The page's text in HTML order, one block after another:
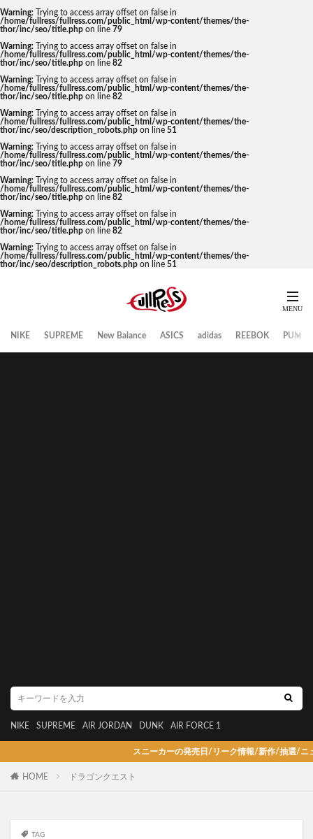
Warning: Trying to access array offset on false in
/home/fullress/fullress.com/public_html/wp-content/themes/the-
thor/inc/seo/title.php on line 79
Warning: Trying to access array offset on false in
/home/fullress/fullress.com/public_html/wp-content/themes/the-
thor/inc/seo/title.php on line 82
Warning: Trying to access array offset on false in
/home/fullress/fullress.com/public_html/wp-content/themes/the-
thor/inc/seo/title.php on line 82
Warning: Trying to access array offset on false in
/home/fullress/fullress.com/public_html/wp-content/themes/the-
thor/inc/seo/description_robots.php on line 51
Warning: Trying to access array offset on false in
/home/fullress/fullress.com/public_html/wp-content/themes/the-
thor/inc/seo/title.php on line 79
Warning: Trying to access array offset on false in
/home/fullress/fullress.com/public_html/wp-content/themes/the-
thor/inc/seo/title.php on line 82
Warning: Trying to access array offset on false in
/home/fullress/fullress.com/public_html/wp-content/themes/the-
thor/inc/seo/title.php on line 82
Warning: Trying to access array offset on false in
/home/fullress/fullress.com/public_html/wp-content/themes/the-
thor/inc/seo/description_robots.php on line 51
NIKE SUPREME New Balance ASICS adidas REEBOK PUMA
NIKE SUPREME AIR JORDAN DUNK AIR FORCE 1
スニーカーの発売日/リーク情報/新作/抽選/ニュース情
HOME ドラゴンクエスト
TAG